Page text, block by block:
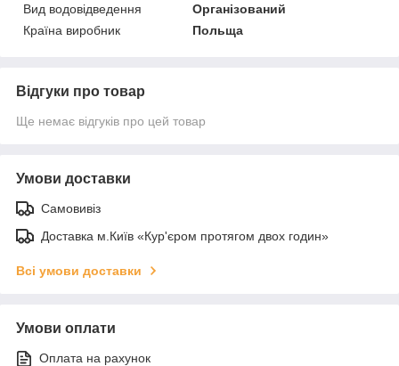
Вид водовідведення
Організований
Країна виробник
Польща
Відгуки про товар
Ще немає відгуків про цей товар
Умови доставки
Самовивіз
Доставка м.Київ «Кур'єром протягом двох годин»
Всі умови доставки
Умови оплати
Оплата на рахунок